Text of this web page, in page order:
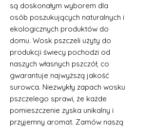
są doskonałym wyborem dla
osób poszukujących naturalnych i
ekologicznych produktów do
domu. Wosk pszczeli użyty do
produkcji świecy pochodzi od
naszych własnych pszczół, co
gwarantuje najwyższą jakość
surowca. Niezwykły zapach wosku
pszczelego sprawi, że każde
pomieszczenie zyska unikalny i
przyjemny aromat. Zamów naszą